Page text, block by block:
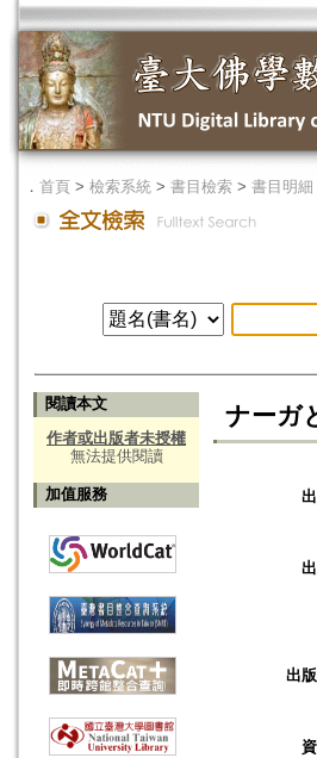
． 首頁 > 檢索系統 > 書目檢索 > 書目明細
閱讀本文
作者或出版者未授權
無法提供閱讀
加值服務
ナーガ
出